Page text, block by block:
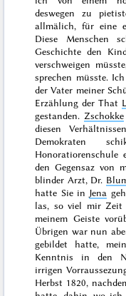
deswegen zu
allmälich, für eine
Diese Menschen
Geschichte den
verschweigen
sprechen müsste.
der Vater meiner
Erzählung der That
gestanden. Zschokke
diesen
Demokraten
den Gegensaz von
blinder Arzt, Dr.
hatte Sie in Jena
las, so viel mir Zeit
meinem Geiste
Übrigen war nun
gebildet hatte,
Kenntnis in den
irrigen
Herbst 1820,